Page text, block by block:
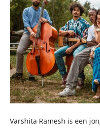
Varshita Ramesh is een